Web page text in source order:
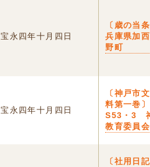
宝永四年十月四日
〔歳の当
兵庫県加
野町
宝永四年十月四日
〔神戸市
料第一巻〕
S53・3
教育委員会
〔社用日